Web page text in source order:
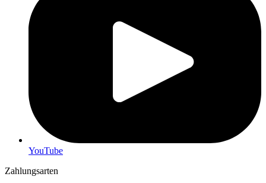
YouTube
Zahlungsarten